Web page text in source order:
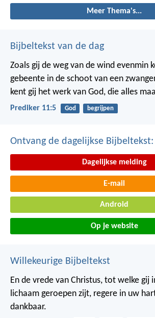
Meer Thema's...
Bijbeltekst van de dag
Zoals gij de weg van de wind evenmin
gebeente in de schoot van een
kent gij het werk van God, die alles
Prediker 11:5 God begrijpen
Ontvang de dagelijkse Bijbeltekst:
Dagelijkse melding
E-mail
Android
Op je website
Willekeurige Bijbeltekst
En de vrede van Christus, tot welke gij
lichaam geroepen zijt, regere in uw
dankbaar.